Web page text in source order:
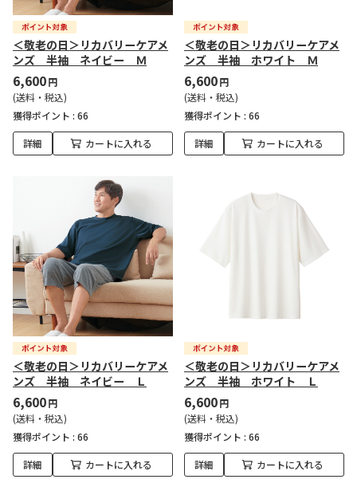
＜敬老の日＞リカバリーケアメ
ンズ 半袖 ネイビー Ｍ
6,600円
(送料・税込)
獲得ポイント : 66
詳細 カートに入れる
＜敬老の日＞リカバリーケアメ
ンズ 半袖 ホワイト Ｍ
6,600円
(送料・税込)
獲得ポイント : 66
詳細 カートに入れる
＜敬老の日＞リカバリーケアメ
ンズ 半袖 ネイビー Ｌ
6,600円
(送料・税込)
獲得ポイント : 66
詳細 カートに入れる
＜敬老の日＞リカバリーケアメ
ンズ 半袖 ホワイト Ｌ
6,600円
(送料・税込)
獲得ポイント : 66
詳細 カートに入れる